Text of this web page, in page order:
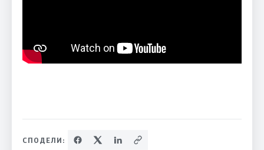
СПОДЕЛИ: